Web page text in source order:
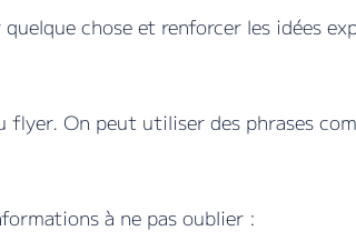
chose et renforcer les idées
flyer. On peut utiliser des phrases
à ne pas oublier :